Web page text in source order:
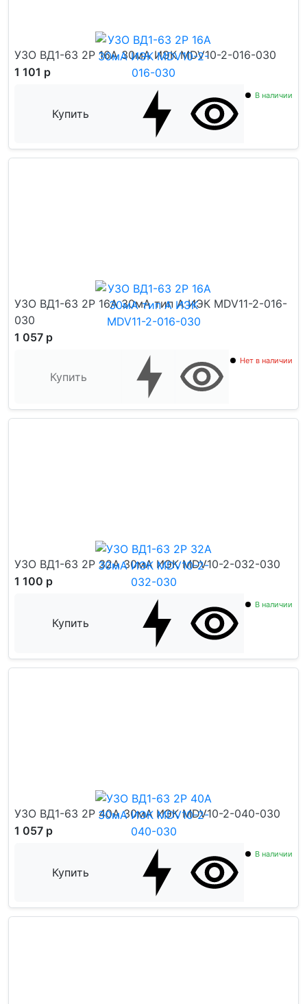
УЗО ВД1-63 2Р 16А 30мА ИЭК MDV10-2-016-030
1 101 р
Купить
В наличии
УЗО ВД1-63 2Р 16А 30мА тип А ИЭК MDV11-2-016-
030
1 057 р
Купить
Нет в наличии
УЗО ВД1-63 2Р 32А 30мА ИЭК MDV10-2-032-030
1 100 р
Купить
В наличии
УЗО ВД1-63 2Р 40А 30мА ИЭК MDV10-2-040-030
1 057 р
Купить
В наличии